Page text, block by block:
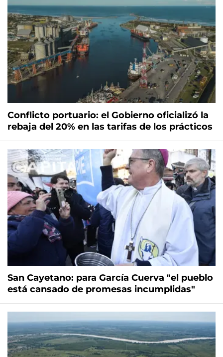
Conflicto portuario: el Gobierno oficializó la
rebaja del 20% en las tarifas de los prácticos
San Cayetano: para García Cuerva "el pueblo
está cansado de promesas incumplidas"